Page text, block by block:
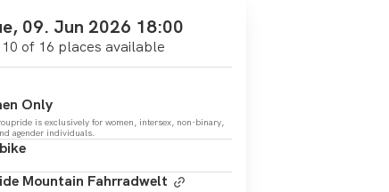
09. Jun 2026 18:00
10 of 16 places available
Only
is exclusively for women, intersex, non-binary,
agender individuals.
Mountain Fahrradwelt